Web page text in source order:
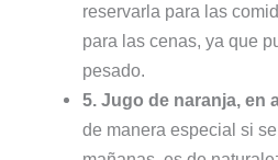
reservarla para las
para las cenas, ya que
pesado.
5. Jugo de naranja, en
de manera especial si